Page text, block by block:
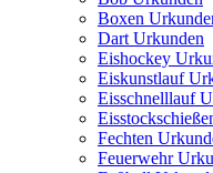
Boxen
Dart Urkunden
Eishockey
Eiskunstlauf
Eisschnelllauf
Fechten
Feuerwehr